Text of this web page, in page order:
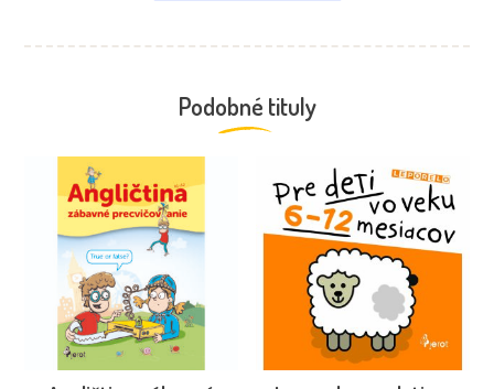
Podobné tituly